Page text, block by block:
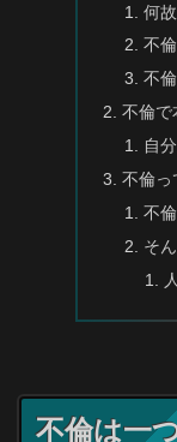
何
不
不
不倫で
自
不倫っ
不
そ
不倫は一